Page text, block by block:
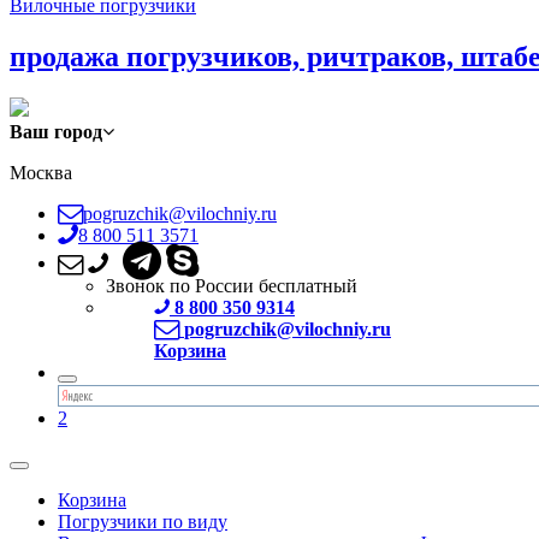
Вилочные погрузчики
продажа погрузчиков, ричтраков,
Ваш город
Москва
pogruzchik@vilochniy.ru
8 800 511 3571
Звонок по России бесплатный
8 800 350 9314
pogruzchik@vilochniy.ru
Корзина
2
Корзина
Погрузчики по виду